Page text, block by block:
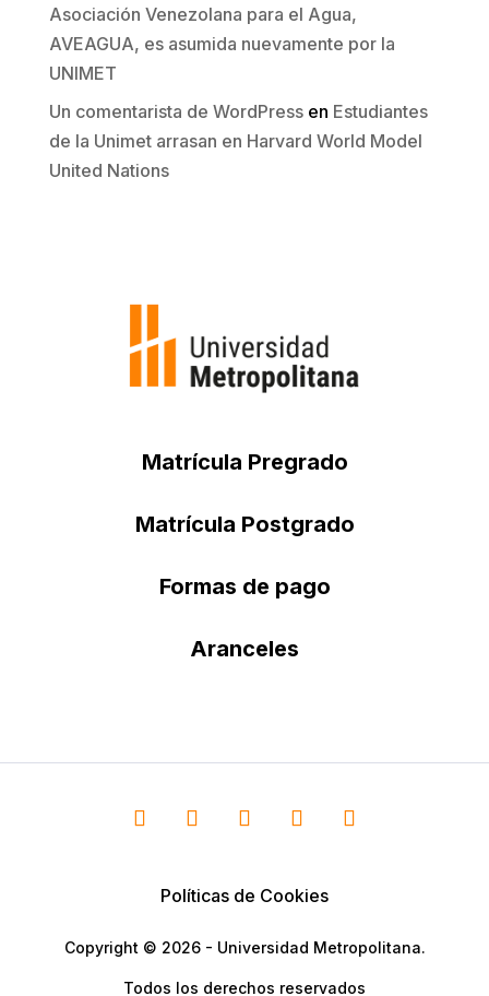
Asociación Venezolana para el Agua,
AVEAGUA, es asumida nuevamente por la
UNIMET
Un comentarista de WordPressen Estudiantes
de la Unimet arrasan en Harvard World Model
United Nations
Matrícula Pregrado
Matrícula Postgrado
Formas de pago
Aranceles
Políticas de Cookies
Copyright © 2026 - Universidad Metropolitana.
Todos los derechos reservados